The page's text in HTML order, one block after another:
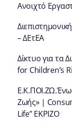
Ανοιχτό
– ΔΕτΕΑ
Δίκτυο για τα
for Children’s
Ζωής» |
Life” EKPIZO